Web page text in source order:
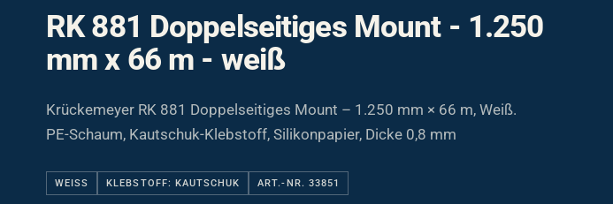
RK 881 Doppelseitiges Mount - 1.250
mm x 66 m - weiß
Krückemeyer RK 881 Doppelseitiges Mount – 1.250 mm × 66 m, Weiß.
PE-Schaum, Kautschuk-Klebstoff, Silikonpapier, Dicke 0,8 mm
WEISS KLEBSTOFF: KAUTSCHUK ART.-NR. 33851